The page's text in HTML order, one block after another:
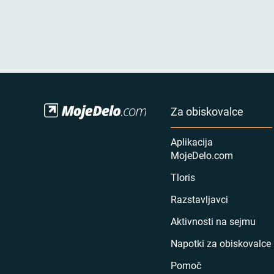
Za obiskovalce
Aplikacija
MojeDelo.com
Tloris
Razstavljavci
Aktivnosti na sejmu
Napotki za obiskovalce
Pomoč